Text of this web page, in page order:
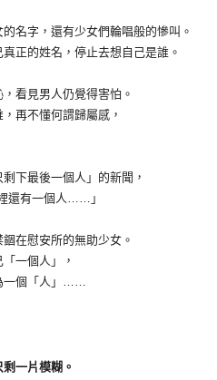
字，還有少女們輪唱般的慘叫。
的姓名，停止去想自己是誰。
看見男人仍覺得害怕。
再不懂何謂歸屬感，
下最後一個人」的新聞，
有一個人……」
在慰安所的無助少女。
一個人」，
個「人」……
一片模糊。